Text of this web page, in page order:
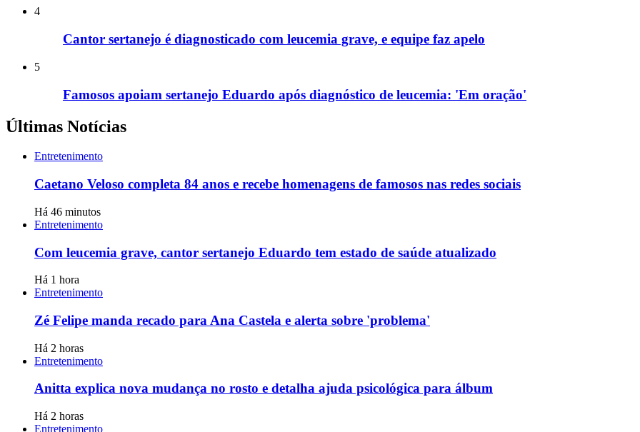
4
Cantor sertanejo é diagnosticado com leucemia grave, e equipe faz apelo
5
Famosos apoiam sertanejo Eduardo após diagnóstico de leucemia: 'Em oração'
Últimas Notícias
Entretenimento
Caetano Veloso completa 84 anos e recebe homenagens de famosos nas redes sociais
Há 46 minutos
Entretenimento
Com leucemia grave, cantor sertanejo Eduardo tem estado de saúde atualizado
Há 1 hora
Entretenimento
Zé Felipe manda recado para Ana Castela e alerta sobre 'problema'
Há 2 horas
Entretenimento
Anitta explica nova mudança no rosto e detalha ajuda psicológica para álbum
Há 2 horas
Entretenimento